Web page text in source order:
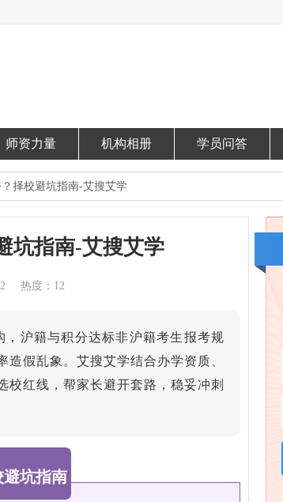
师资力量 机构相册 学员问答
择校避坑指南-艾搜艾学
坑指南-艾搜艾学
热度：12
沪籍与积分达标非沪籍考生报考规
假乱象。艾搜艾学结合办学资质、
红线，帮家长避开套路，稳妥冲刺
避坑指南